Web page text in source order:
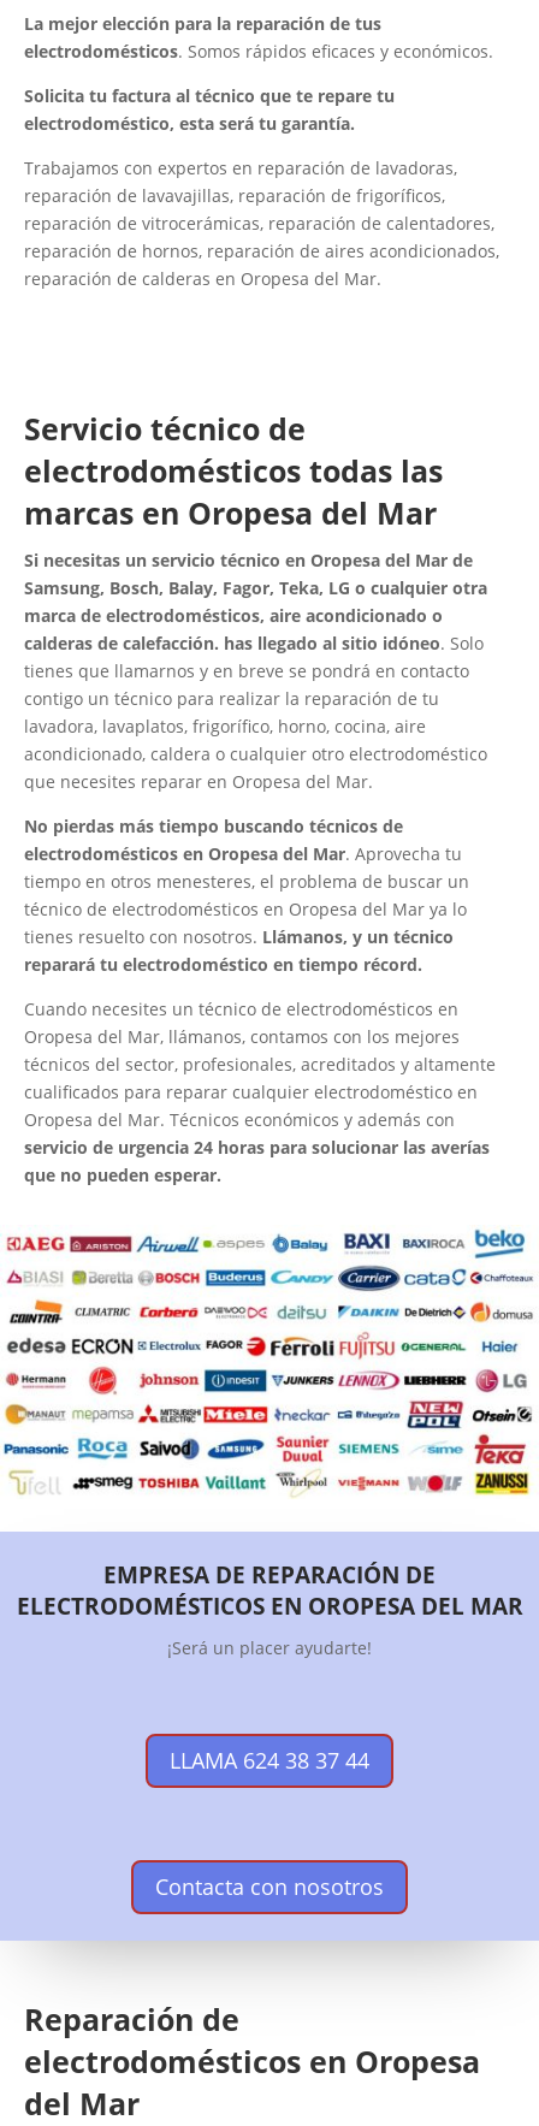
La mejor elección para la reparación de tus
electrodomésticos. Somos rápidos eficaces y económicos.
Solicita tu factura al técnico que te repare tu
electrodoméstico, esta será tu garantía.
Trabajamos con expertos en reparación de lavadoras,
reparación de lavavajillas, reparación de frigoríficos,
reparación de vitrocerámicas, reparación de calentadores,
reparación de hornos, reparación de aires acondicionados,
reparación de calderas en Oropesa del Mar.
Servicio técnico de
electrodomésticos todas las
marcas en Oropesa del Mar
Si necesitas un servicio técnico en Oropesa del Mar de
Samsung, Bosch, Balay, Fagor, Teka, LG o cualquier otra
marca de electrodomésticos, aire acondicionado o
calderas de calefacción. has llegado al sitio idóneo. Solo
tienes que llamarnos y en breve se pondrá en contacto
contigo un técnico para realizar la reparación de tu
lavadora, lavaplatos, frigorífico, horno, cocina, aire
acondicionado, caldera o cualquier otro electrodoméstico
que necesites reparar en Oropesa del Mar.
No pierdas más tiempo buscando técnicos de
electrodomésticos en Oropesa del Mar. Aprovecha tu
tiempo en otros menesteres, el problema de buscar un
técnico de electrodomésticos en Oropesa del Mar ya lo
tienes resuelto con nosotros. Llámanos, y un técnico
reparará tu electrodoméstico en tiempo récord.
Cuando necesites un técnico de electrodomésticos en
Oropesa del Mar, llámanos, contamos con los mejores
técnicos del sector, profesionales, acreditados y altamente
cualificados para reparar cualquier electrodoméstico en
Oropesa del Mar. Técnicos económicos y además con
servicio de urgencia 24 horas para solucionar las averías
que no pueden esperar.
EMPRESA DE REPARACIÓN DE
ELECTRODOMÉSTICOS EN OROPESA DEL MAR
¡Será un placer ayudarte!
LLAMA 624 38 37 44
Contacta con nosotros
Reparación de
electrodomésticos en Oropesa
del Mar